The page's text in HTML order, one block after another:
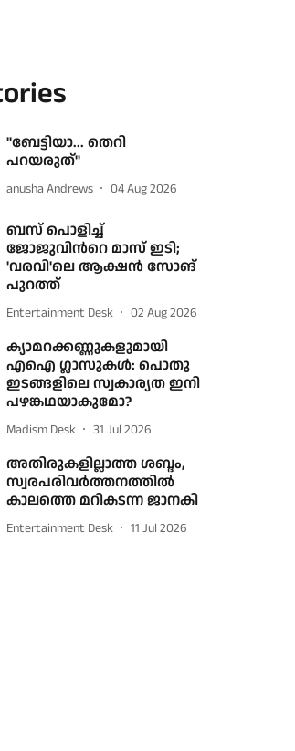
"ബേട്ടിയാ... തെറി
പറയരുത്"
anusha Andrews 04 Aug 2026
ബസ് പൊളിച്ച്
ജോജുവിന്‍റെ മാസ് ഇടി;
'വരവി'ലെ ആക്ഷന്‍ സോങ്
പുറത്ത്
Entertainment Desk 02 Aug 2026
ക്യാമറക്കണ്ണുകളുമായി
എഐ ഗ്ലാസുകൾ: പൊതു
ഇടങ്ങളിലെ സ്വകാര്യത ഇനി
പഴങ്കഥയാകുമോ?
Madism Desk 31 Jul 2026
അതിരുകളില്ലാത്ത ശബ്ദം,
സ്വരപരിവര്‍ത്തനത്തില്‍
കാലത്തെ മറികടന്ന ജാനകി
Entertainment Desk 11 Jul 2026